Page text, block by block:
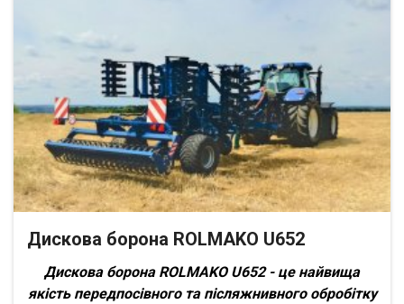
Дискова борона ROLMAKO U652
Дискова борона ROLMAKO U652 - це найвища
якість передпосівного та післяжнивного обробітку